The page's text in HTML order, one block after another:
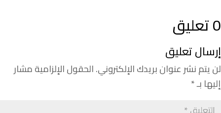
0 تعليق
إرسال تعليق
لن يتم نشر عنوان بريدك الإلكتروني.الحقول الإلزامية مشار
إليها بـ*